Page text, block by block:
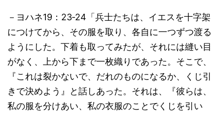
－ヨハネ19：23‐24「兵士たちは、イエスを十字架
につけてから、その服を取り、各自に一つずつ渡る
ようにした。下着も取ってみたが、それには縫い目
がなく、上から下まで一枚織りであった。そこで、
『これは裂かないで、だれのものになるか、くじ引
きで決めよう』と話しあった。それは、『彼らは、
私の服を分けあい、私の衣服のことでくじを引い